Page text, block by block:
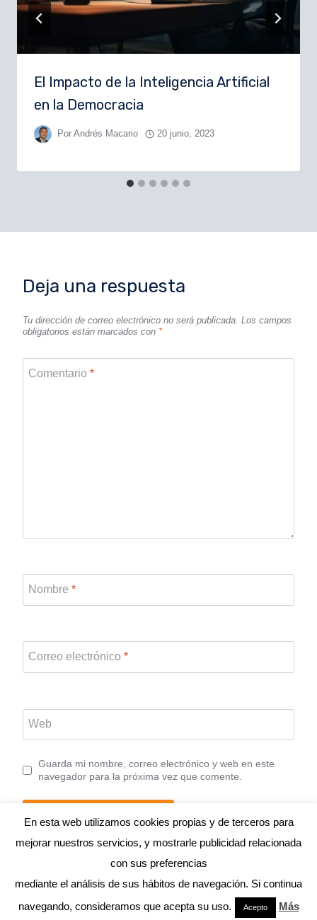
El Impacto de la Inteligencia Artificial
en la Democracia
Por Andrés Macario 20 junio, 2023
Deja una respuesta
Tu dirección de correo electrónico no será publicada. Los campos
obligatorios están marcados con *
Comentario *
Nombre *
Correo electrónico *
Web
Guarda mi nombre, correo electrónico y web en este
navegador para la próxima vez que comente.
© 2026 ANDRÉS MACARIO
En esta web utilizamos cookies propias y de terceros para
mejorar nuestros servicios, y mostrarle publicidad relacionada
con sus preferencias
mediante el análisis de sus hábitos de navegación. Si continua
navegando, consideramos que acepta su uso.
Acepto Más